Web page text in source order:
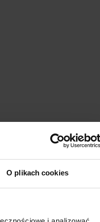
O plikach cookies